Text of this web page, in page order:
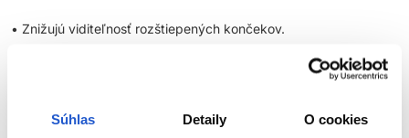
Súhlas Detaily O cookies
• Znižujú viditeľnosť rozštiepených končekov.
• Dostupné v štyroch šedých odtieňoch a jednom hnedom.